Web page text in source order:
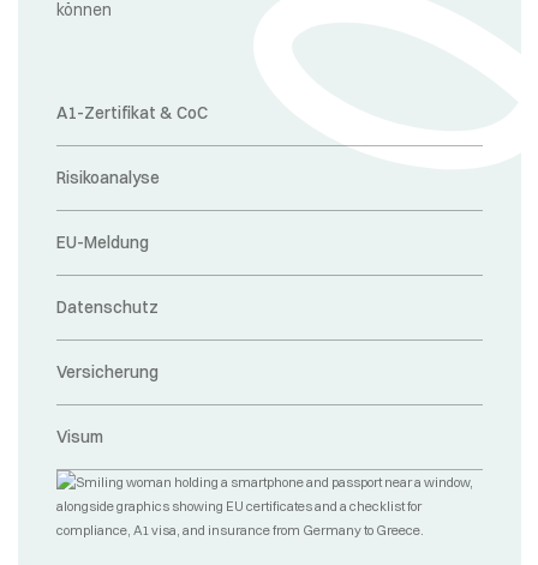
können
A1-Zertifikat & CoC
Risikoanalyse
EU-Meldung
Datenschutz
Versicherung
Visum